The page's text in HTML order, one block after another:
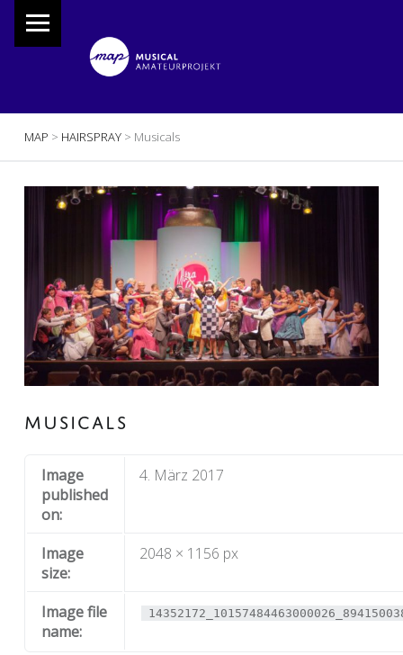
MAP > HAIRSPRAY> Musicals
MUSICALS
Image
published
on:
4. März 2017
Image
size:
2048 × 1156 px
Image file
name: